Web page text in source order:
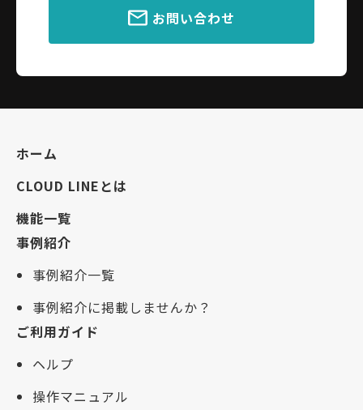
お問い合わせ
ホーム
CLOUD LINEとは
機能一覧
事例紹介
事例紹介一覧
事例紹介に掲載しませんか？
ご利用ガイド
ヘルプ
操作マニュアル